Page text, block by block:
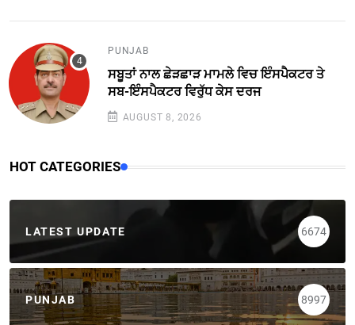
PUNJAB
ਸਬੂਤਾਂ ਨਾਲ ਛੇੜਛਾੜ ਮਾਮਲੇ ਵਿਚ ਇੰਸਪੈਕਟਰ ਤੇ
ਸਬ-ਇੰਸਪੈਕਟਰ ਵਿਰੁੱਧ ਕੇਸ ਦਰਜ
AUGUST 8, 2026
HOT CATEGORIES
LATEST UPDATE 6674
PUNJAB 8997